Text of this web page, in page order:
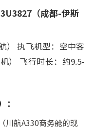
（成都-伊斯
） 执飞机型：空中客
） 飞行时长：约9.5-
川航A330商务舱的现